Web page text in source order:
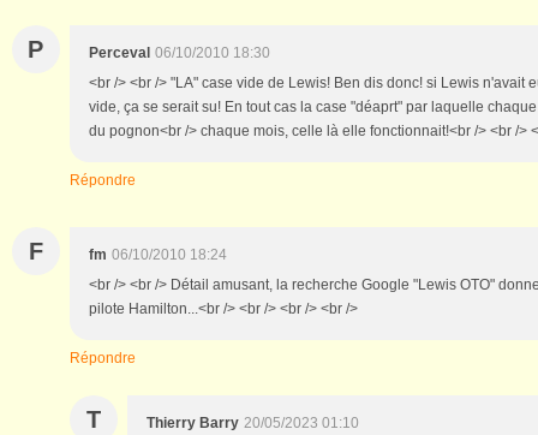
P Perceval 06/10/2010 18:30
<br /> <br /> "LA" case vide de Lewis! Ben dis donc! si Lewis n'avait
vide, ça se serait su! En tout cas la case "déaprt" par laquelle
du pognon<br /> chaque mois, celle là elle fonctionnait!<br /> <br />
Répondre
F fm 06/10/2010 18:24
<br /> <br /> Détail amusant, la recherche Google "Lewis OTO"
pilote Hamilton...<br /> <br /> <br /> <br />
Répondre
T Thierry Barry 20/05/2023 01:10